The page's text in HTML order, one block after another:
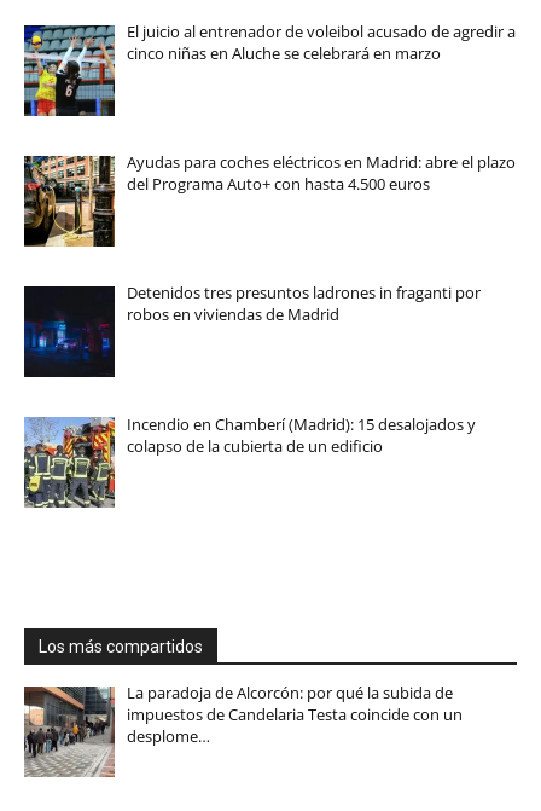
El juicio al entrenador de voleibol acusado de agredir a
cinco niñas en Aluche se celebrará en marzo
Ayudas para coches eléctricos en Madrid: abre el plazo
del Programa Auto+ con hasta 4.500 euros
Detenidos tres presuntos ladrones in fraganti por
robos en viviendas de Madrid
Incendio en Chamberí (Madrid): 15 desalojados y
colapso de la cubierta de un edificio
Los más compartidos
La paradoja de Alcorcón: por qué la subida de
impuestos de Candelaria Testa coincide con un
desplome…